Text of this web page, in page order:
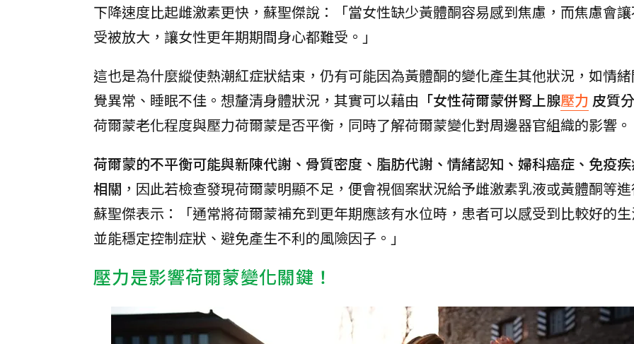
下降速度比起雌激素更快，蘇聖傑說：「當女性缺少黃體酮容易感到焦慮，而焦慮會
受被放大，讓女性更年期期間身心都難受。」
這也是為什麼縱使熱潮紅症狀結束，仍有可能因為黃體酮的變化產生其他狀況，如情
覺異常、睡眠不佳。想釐清身體狀況，其實可以藉由 「女性荷爾蒙併腎上腺壓力 皮質
荷爾蒙老化程度與壓力荷爾蒙是否平衡，同時了解荷爾蒙變化對周邊器官組織的影響。
荷爾蒙的不平衡可能與新陳代謝、骨質密度、脂肪代謝、情緒認知、婦科癌症、免疫
相關 ，因此若檢查發現荷爾蒙明顯不足，便會視個案狀況給予雌激素乳液或黃體酮等
蘇聖傑表示：「通常將荷爾蒙補充到更年期應該有水位時，患者可以感受到比較好的
並能穩定控制症狀、避免產生不利的風險因子。」
壓力是影響荷爾蒙變化關鍵！